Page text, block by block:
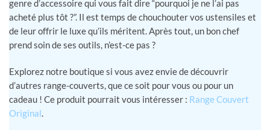
genre d’accessoire qui vous fait dire “pourquoi je ne l’ai pas
acheté plus tôt ?”. Il est temps de chouchouter vos ustensiles et
de leur offrir le luxe qu’ils méritent. Après tout, un bon chef
prend soin de ses outils, n’est-ce pas ?
Explorez notre boutique si vous avez envie de découvrir
d’autres range-couverts, que ce soit pour vous ou pour un
cadeau ! Ce produit pourrait vous intéresser : Range Couvert
Original.